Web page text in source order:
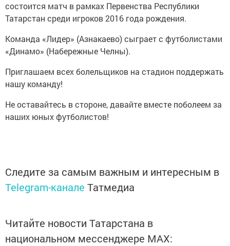
состоится матч в рамках Первенства Республики
Татарстан среди игроков 2016 года рождения.
Команда «Лидер» (Азнакаево) сыграет с футболистами
«Динамо» (Набережные Челны).
Приглашаем всех болельщиков на стадион поддержать
нашу команду!
Не оставайтесь в стороне, давайте вместе поболеем за
наших юных футболистов!
Следите за самым важным и интересным в
Telegram-канале Татмедиа
Читайте новости Татарстана в
национальном мессенджере MАХ: